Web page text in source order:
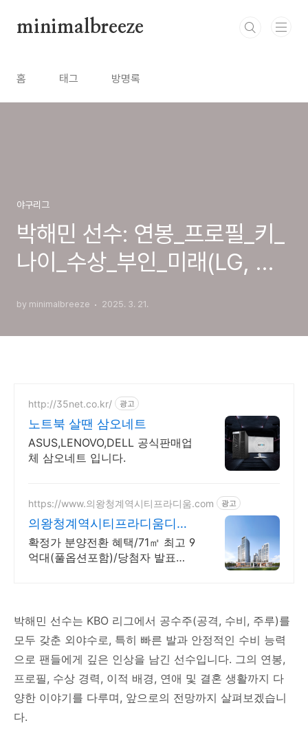
minimalbreeze
홈 태그 방명록
야구리그
박해민 선수: 연봉_프로필_키_
나이_수상_부인_미래(LG, 삼
by minimalbreeze 2025. 3. 21.
http://35net.co.kr/ 광고
노트북 살땐 삼오네트
ASUS,LENOVO,DELL 공식판매업
체 삼오네트 입니다.
https://www.의왕청계역시티프라디움.com 광고
의왕청계역시티프라디움디하
모니
확정가 분양전환 혜택/71㎡ 최고 9
억대(풀옵션포함)/당첨자 발표
박해민 선수는 KBO 리그에서 공수주(공격, 수비, 주루)를
모두 갖춘 외야수로, 특히 빠른 발과 안정적인 수비 능력
으로 팬들에게 깊은 인상을 남긴 선수입니다. 그의 연봉,
프로필, 수상 경력, 이적 배경, 연애 및 결혼 생활까지 다
양한 이야기를 다루며, 앞으로의 전망까지 살펴보겠습니
다.